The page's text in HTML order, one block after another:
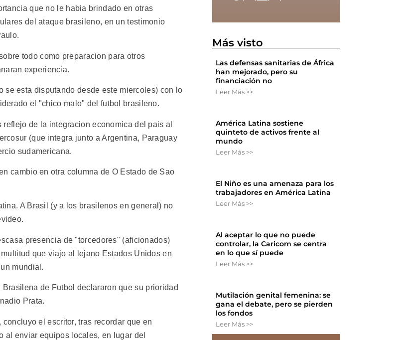
que no le habia brindado en otras
del ataque brasileno, en un testimonio
todo como preparacion para otros
experiencia.
se esta disputando desde este miercoles) con lo
el "chico malo" del futbol brasileno.
de la integracion economica del pais al
(que integra junto a Argentina, Paraguay
sudamericana.
cambio en otra columna de O Estado de Sao
A Brasil (y a los brasilenos en general) no
presencia de "torcedores" (aficionados)
que viajo al lejano Estados Unidos en
mundial.
de Futbol declararon que su prioridad
Prata.
el escritor, tras recordar que en
al enviar equipos locales, en lugar del
Más visto
Las defensas sanitarias de África
han mejorado, pero su
financiación no
Leer Más >>
América Latina sostiene
quinteto de activos frente al
mundo
Leer Más >>
El Niño es una amenaza para los
trabajadores en América Latina
Leer Más >>
Al aceptar lo que no puede
controlar, la Caricom se centra
en lo que sí puede
Leer Más >>
Mutilación genital femenina: se
gana el debate, pero se pierden
los fondos
Leer Más >>